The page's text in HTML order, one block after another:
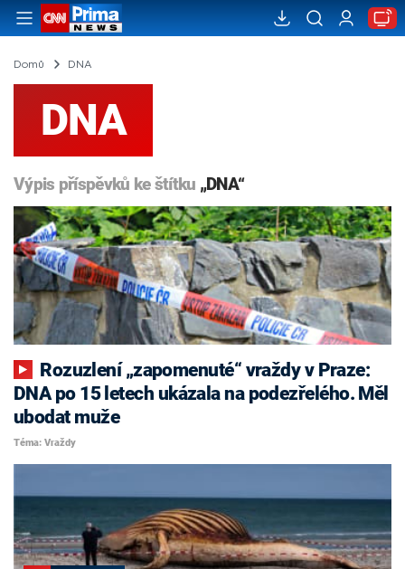
Domů DNA
DNA
Výpis příspěvků ke štítku „DNA“
DNA po 15 letech ukázala na podezřelého. Měl
ubodat muže
Téma: Vraždy